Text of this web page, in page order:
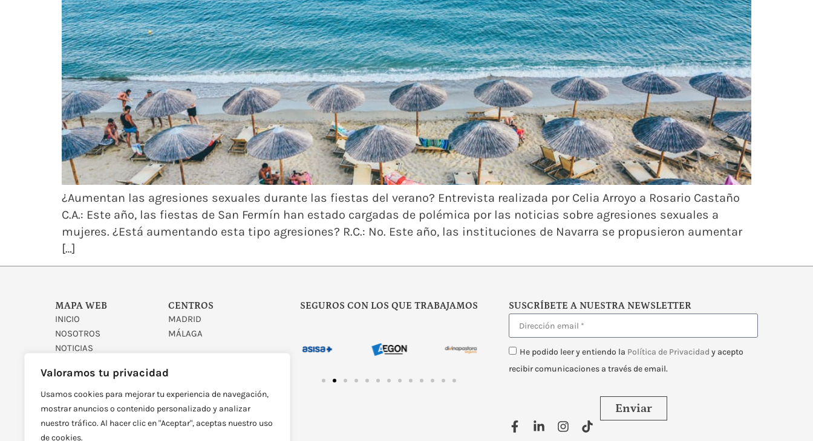
Valoramos tu privacidad
Usamos cookies para mejorar tu experiencia de navegación,
mostrar anuncios o contenido personalizado y analizar
nuestro tráfico. Al hacer clic en "Aceptar", aceptas nuestro uso
de cookies.
¿Aumentan las agresiones sexuales durante las fiestas del verano? Entrevista realizada por Celia Arroyo a Rosario Castaño
C.A.: Este año, las fiestas de San Fermín han estado cargadas de polémica por las noticias sobre agresiones sexuales a
mujeres. ¿Está aumentando esta tipo agresiones? R.C.: No. Este año, las instituciones de Navarra se propusieron aumentar
[…]
MAPA WEB
INICIO
NOSOTROS
NOTICIAS
CENTROS
MADRID
MÁLAGA
SEGUROS CON LOS QUE TRABAJAMOS SUSCRÍBETE A NUESTRA NEWSLETTER
He podido leer y entiendo la Política de Privacidad y acepto
recibir comunicaciones a través de email.
Enviar